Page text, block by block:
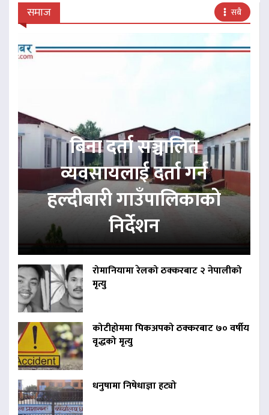
समाज सबै
बिना दर्ता सञ्चालित
व्यवसायलाई दर्ता गर्न
हल्दीबारी गाउँपालिकाको
निर्देशन
रोमानियामा रेलको ठक्करबाट २ नेपालीको
मृत्यु
कोटीहोममा पिकअपको ठक्करबाट ७० वर्षीय
वृद्धको मृत्यु
धनुषामा निषेधाज्ञा हट्यो